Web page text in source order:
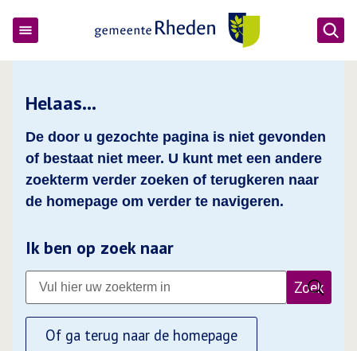
Helaas…
De door u gezochte pagina is niet gevonden
of bestaat niet meer. U kunt met een andere
zoekterm verder zoeken of terugkeren naar
de homepage om verder te navigeren.
Ik ben op zoek naar
Zoek
Of ga terug naar de homepage